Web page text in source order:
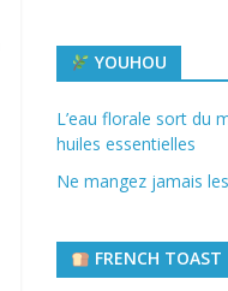
YOUHOU
L’eau florale sort du
huiles essentielles
Ne mangez jamais
FRENCH TOAST